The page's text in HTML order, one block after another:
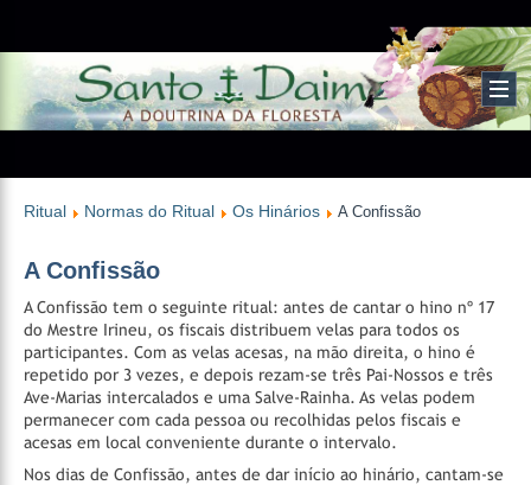
Ritual Normas do Ritual Os Hinários A Confissão
A Confissão
A Confissão tem o seguinte ritual: antes de cantar o hino nº 17
do Mestre Irineu, os fiscais distribuem velas para todos os
participantes. Com as velas acesas, na mão direita, o hino é
repetido por 3 vezes, e depois rezam-se três Pai-Nossos e três
Ave-Marias intercalados e uma Salve-Rainha. As velas podem
permanecer com cada pessoa ou recolhidas pelos fiscais e
acesas em local conveniente durante o intervalo.
Nos dias de Confissão, antes de dar início ao hinário, cantam-se